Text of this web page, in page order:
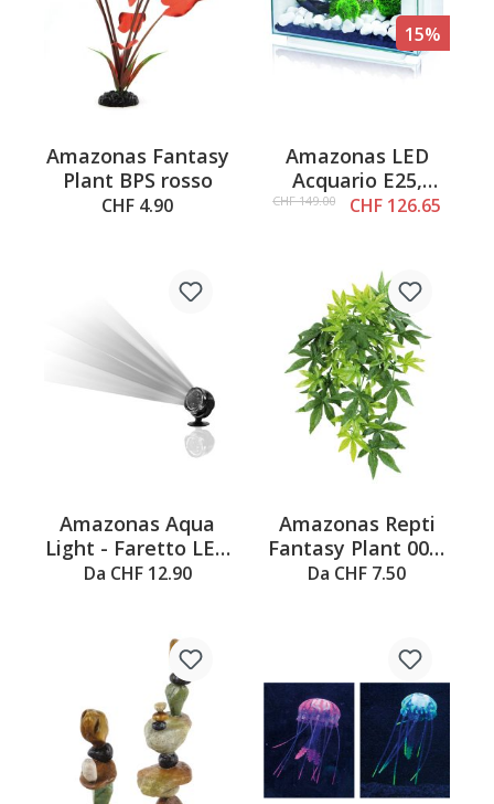
Amazonas Fantasy
Plant BPS rosso
CHF 4.90
15%
Amazonas LED
Acquario E25,
bianco
CHF 149.00 CHF 126.65
Amazonas Aqua
Light - Faretto LED
subacqueo 0.4W
Da CHF 12.90
Amazonas Repti
Fantasy Plant 007,
pianta artificiale
Da CHF 7.50